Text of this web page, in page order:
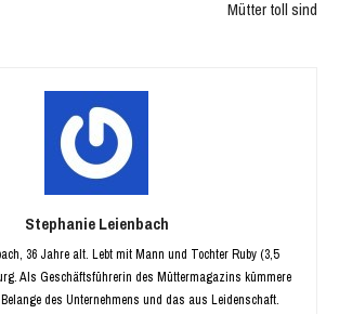
Mütter toll sind
Stephanie Leienbach
36 Jahre alt. Lebt mit Mann und Tochter Ruby (3,5
Als Geschäftsführerin des Müttermagazins kümmere
des Unternehmens und das aus Leidenschaft.